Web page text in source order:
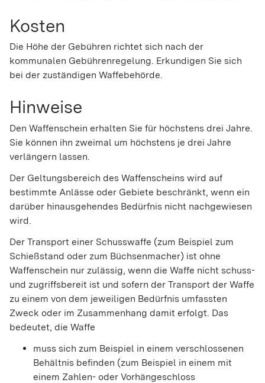
Kosten
Die Höhe der Gebühren richtet sich nach der
kommunalen Gebührenregelung. Erkundigen Sie sich
bei der zuständigen Waffebehörde.
Hinweise
Den Waffenschein erhalten Sie für höchstens drei Jahre.
Sie können ihn zweimal um höchstens je drei Jahre
verlängern lassen.
Der Geltungsbereich des Waffenscheins wird auf
bestimmte Anlässe oder Gebiete beschränkt, wenn ein
darüber hinausgehendes Bedürfnis nicht nachgewiesen
wird
Der Transport einer Schusswaffe (zum Beispiel zum
Schießstand oder zum Büchsenmacher) ist ohne
Waffenschein nur zulässig, wenn die Waffe nicht schuss-
und zugriffsbereit ist und sofern der Transport der Waffe
zu einem von dem jeweiligen Bedürfnis umfassten
Zweck oder im Zusammenhang damit erfolgt. Das
bedeutet, die Waffe
muss sich zum Beispiel in einem verschlossenen
Behältnis befinden (zum Beispiel in einem mit
einem Zahlen- oder Vorhängeschloss